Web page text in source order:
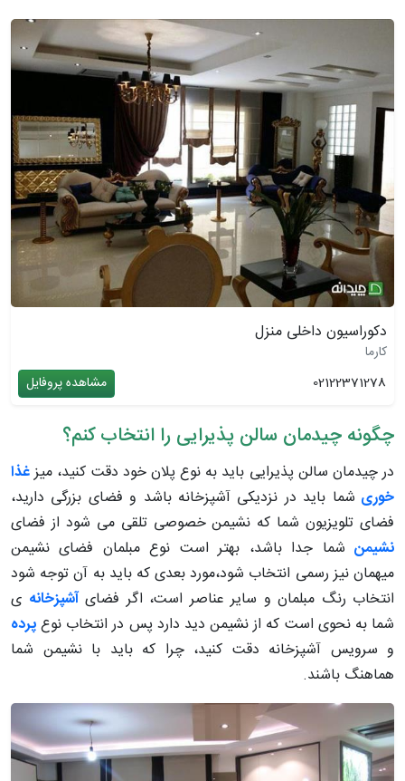
دکوراسیون داخلی منزل
کارما
02122371278
مشاهده پروفایل
چگونه چیدمان سالن پذیرایی را انتخاب کنم؟
در چیدمان سالن پذیرایی باید به نوع پلان خود دقت کنید، میزغذا
خوری شما باید در نزدیکی آشپزخانه باشد و فضای بزرگی دارید،
فضای تلویزیون شما که نشیمن خصوصی تلقی می شود از فضای
نشیمن شما جدا باشد، بهتر است نوع مبلمان فضای نشیمن
میهمان نیز رسمی انتخاب شود،مورد بعدی که باید به آن توجه شود
انتخاب رنگ مبلمان و سایر عناصر است، اگر فضایآشپزخانه ی
شما به نحوی است که از نشیمن دید دارد پس در انتخاب نوعپرده
و سرویس آشپزخانه دقت کنید، چرا که باید با نشیمن شما
هماهنگ باشند.